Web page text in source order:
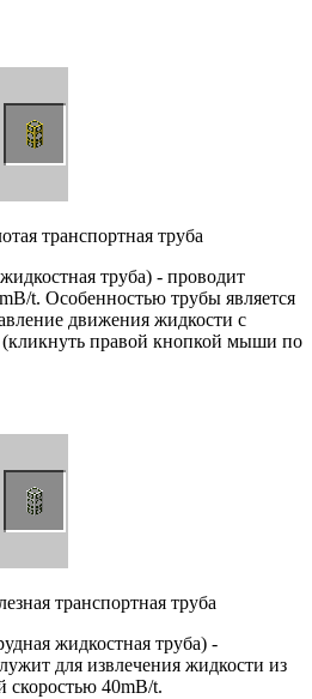
транспортная труба
труба) - проводит
t. Особенностью трубы является
движения жидкости с
правой кнопкой мыши по
транспортная труба
жидкостная труба) -
для извлечения жидкости из
скоростью 40mB/t.